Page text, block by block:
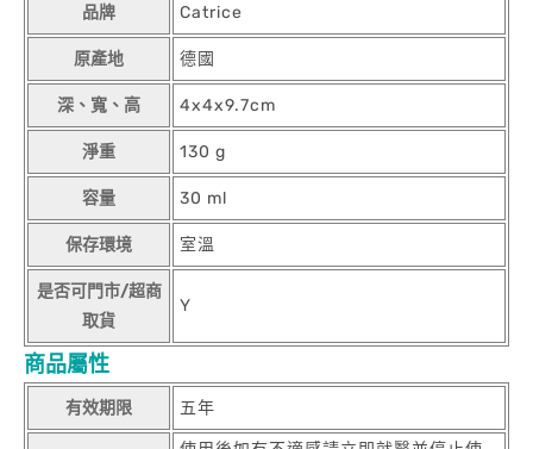
品牌 Catrice
原產地 德國
深、寬、高 4x4x9.7cm
淨重 130 g
容量 30 ml
保存環境 室溫
是否可門市/超商
取貨
Y
商品屬性
有效期限 五年